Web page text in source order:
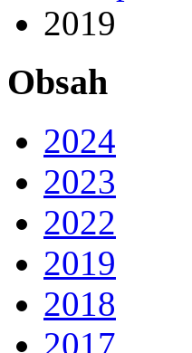
2019
Obsah
2024
2023
2022
2019
2018
2017